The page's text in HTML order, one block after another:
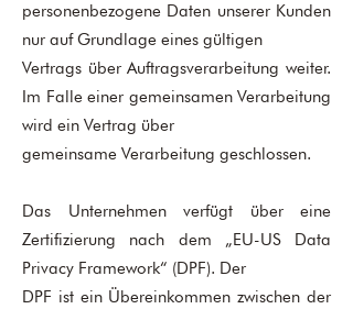
personenbezogene Daten unserer Kunden
nur auf Grundlage eines gültigen
Vertrags über Auftragsverarbeitung weiter.
Im Falle einer gemeinsamen Verarbeitung
wird ein Vertrag über
gemeinsame Verarbeitung geschlossen.
Das Unternehmen verfügt über eine
Zertifizierung nach dem „EU-US Data
Privacy Framework“ (DPF). Der
DPF ist ein Übereinkommen zwischen der